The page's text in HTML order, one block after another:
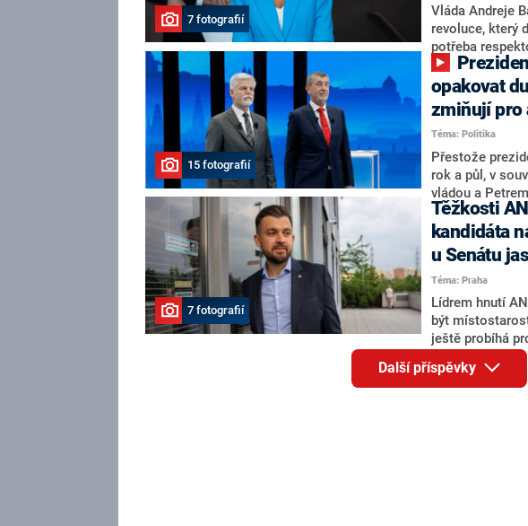
o případné
značně
nemá osobu,
7 fotografií
Vláda Andreje
revoluce, který
potřeba
ministryně
rozhovoru pro
ohledně
Tejce (za ANO)
práva Taťány
adresu vlády
vrátila k
hnutí Naše
15 fotografií
opakovat
zmiňují pro
Téma: Politika
Přestože
rok a půl, v
vládou a
tom, koho by
koalice.
jméno
bude znovu
7 fotografií
Těžkosti
kandidáta
u Senátu
Téma: Praha
Lídrem hnutí
být
ještě probíhá
Jana
redakci
Benkovič. O
Další příspěvky